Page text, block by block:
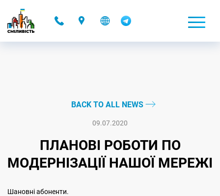
BACK TO ALL NEWS
09.07.2020
ПЛАНОВІ РОБОТИ ПО
МОДЕРНІЗАЦІЇ НАШОЇ МЕРЕЖІ
Шановні абоненти.